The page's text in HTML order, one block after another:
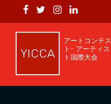
アートコンテス
ト- アーティス
ト国際大会